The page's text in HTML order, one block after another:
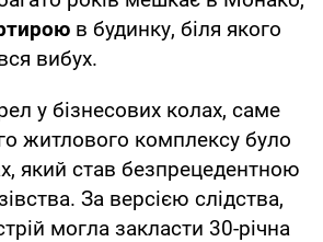
в будинку, біля якого
вибух.
у бізнесових колах, саме
житлового комплексу було
який став безпрецедентною
За версією слідства,
могла закласти 30-річна